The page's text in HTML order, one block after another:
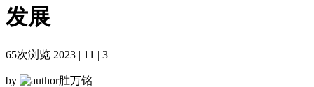
发展
65次浏览 2023 | 11 | 3
by 胜万铭